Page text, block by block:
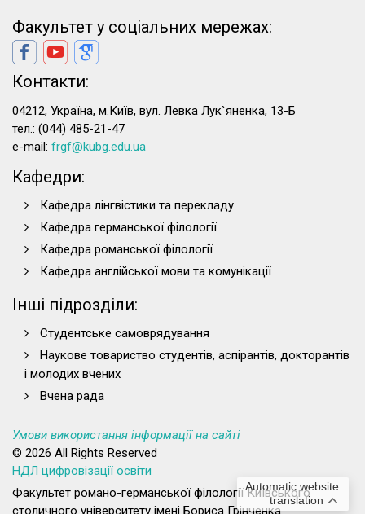
Automatic website
translation
Факультет у соціальних мережах:
Контакти:
04212, Україна, м.Київ, вул. Левка Лук`яненка, 13-Б
тел.: (044) 485-21-47
e-mail: frgf@kubg.edu.ua
Кафедри:
Кафедра лінгвістики та перекладу
Кафедра германської філології
Кафедра романської філології
Кафедра англійської мови та комунікації
Інші підрозділи:
Студентське самоврядування
Наукове товариство студентів, аспірантів, докторантів
і молодих вчених
Вчена рада
Умови використання інформації на сайті
© 2026 All Rights Reserved
НДЛ цифровізації освіти
Факультет романо-германської філології Київського
столичного університету імені Бориса Грінченка